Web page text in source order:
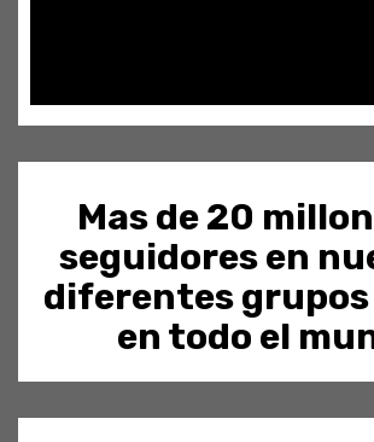
Mas de 20
seguidores en
diferentes
en todo el